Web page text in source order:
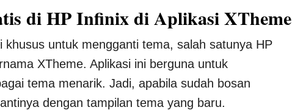
di HP Infinix di Aplikasi XTheme
khusus untuk mengganti tema, salah satunya HP
XTheme. Aplikasi ini berguna untuk
tema menarik. Jadi, apabila sudah bosan
dengan tampilan tema yang baru.